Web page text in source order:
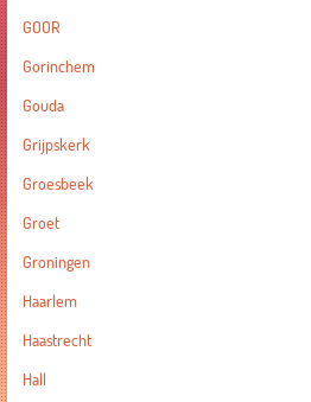
GOOR
Gorinchem
Gouda
Grijpskerk
Groesbeek
Groet
Groningen
Haarlem
Haastrecht
Hall